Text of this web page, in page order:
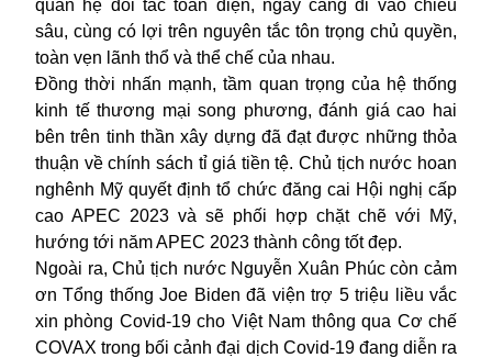
quan hệ đối tác toàn diện, ngày càng đi vào chiều
sâu, cùng có lợi trên nguyên tắc tôn trọng chủ quyền,
toàn vẹn lãnh thổ và thể chế của nhau.
Đồng thời nhấn mạnh, tầm quan trọng của hệ thống
kinh tế thương mại song phương, đánh giá cao hai
bên trên tinh thần xây dựng đã đạt được những thỏa
thuận về chính sách tỉ giá tiền tệ. Chủ tịch nước hoan
nghênh Mỹ quyết định tổ chức đăng cai Hội nghị cấp
cao APEC 2023 và sẽ phối hợp chặt chẽ với Mỹ,
hướng tới năm APEC 2023 thành công tốt đẹp.
Ngoài ra, Chủ tịch nước Nguyễn Xuân Phúc còn cảm
ơn Tổng thống Joe Biden đã viện trợ 5 triệu liều vắc
xin phòng Covid-19 cho Việt Nam thông qua Cơ chế
COVAX trong bối cảnh đại dịch Covid-19 đang diễn ra